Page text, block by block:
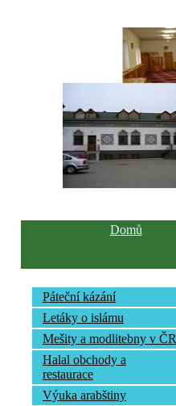
Domů
Páteční kázání
Letáky o islámu
Mešity a modlitebny v ČR
Halal obchody a
restaurace
Výuka arabštiny